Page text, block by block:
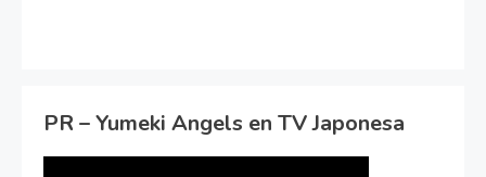
PR – Yumeki Angels en TV Japonesa